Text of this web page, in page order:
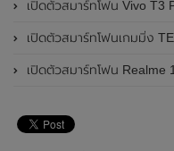
เปิดตัวสมาร์ทโฟน Vivo T3 Pro
เปิดตัวสมาร์ทโฟนเกมมิ่ง TECNO POVA 6
เปิดตัวสมาร์ทโฟน Realme 13 Pro